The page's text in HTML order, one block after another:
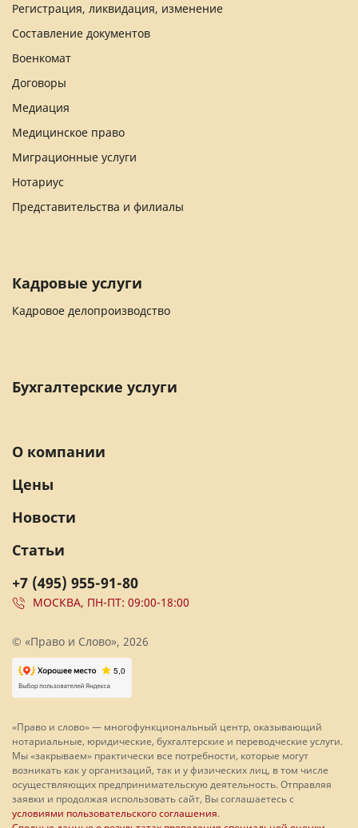
Регистрация, ликвидация, изменение
Составление документов
Военкомат
Договоры
Медиация
Медицинское право
Миграционные услуги
Нотариус
Представительства и филиалы
Кадровые услуги
Кадровое делопроизводство
Бухгалтерские услуги
+7 (495) 955-91-80
МОСКВА, ПН-ПТ: 09:00-18:00
О компании
Цены
Новости
Статьи
© «Право и Слово», 2026
«Право и слово» — многофункциональный центр, оказывающий
нотариальные, юридические, бухгалтерские и переводческие услуги.
Мы «закрываем» практически все потребности, которые могут
возникать как у организаций, так и у физических лиц, в том числе
осуществляющих предпринимательскую деятельность. Отправляя
заявки и продолжая использовать сайт, Вы соглашаетесь с
условиями пользовательского соглашения.